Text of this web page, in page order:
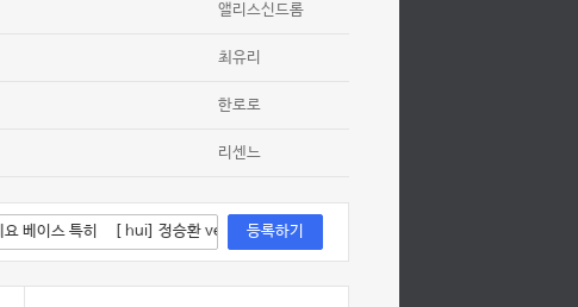
앨리스신드롬
최유리
한로로
리센느
등록하기